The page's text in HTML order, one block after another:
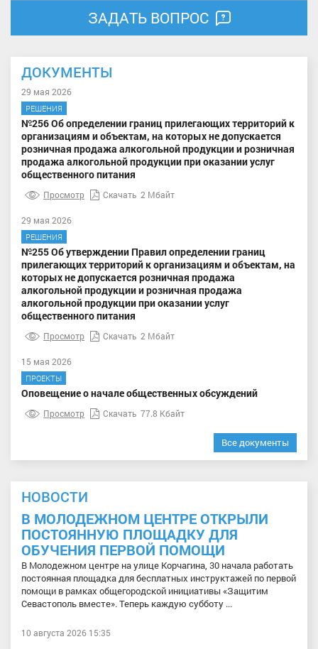
ЗАДАТЬ ВОПРОС
ДОКУМЕНТЫ
29 мая 2026
РЕШЕНИЯ
№256 Об определении границ прилегающих территорий к
организациям и объектам, на которых не допускается
розничная продажа алкогольной продукции и розничная
продажа алкогольной продукции при оказании услуг
общественного питания
Просмотр Скачать 2 Мбайт
29 мая 2026
РЕШЕНИЯ
№255 Об утверждении Правил определении границ
прилегающих территорий к организациям и объектам, на
которых не допускается розничная продажа
алкогольной продукции и розничная продажа
алкогольной продукции при оказании услуг
общественного питания
Просмотр Скачать 2 Мбайт
15 мая 2026
ПРОЕКТЫ
Оповещение о начале общественных обсуждений
Просмотр Скачать 77.8 Кбайт
Все документы
НОВОСТИ
В МОЛОДЕЖНОМ ЦЕНТРЕ ОТКРЫЛИ
ПОСТОЯННУЮ ПЛОЩАДКУ ДЛЯ
ОБУЧЕНИЯ ПЕРВОЙ ПОМОЩИ
В Молодежном центре на улице Корчагина, 30 начала работать
постоянная площадка для бесплатных инструктажей по первой
помощи в рамках общегородской инициативы «Защитим
Севастополь вместе». Теперь каждую субботу ...
10 августа 2026 15:35